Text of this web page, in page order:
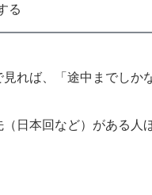
る
見れば、「途中までしか
日本回など）がある人